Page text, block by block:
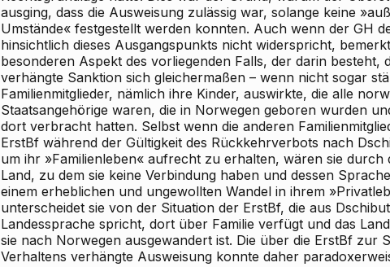
ausging, dass die Ausweisung zulässig war, solange keine
Umstände« festgestellt werden konnten. Auch wenn der GH
hinsichtlich dieses Ausgangspunkts nicht widerspricht,
besonderen Aspekt des vorliegenden Falls, der darin besteht,
verhängte Sanktion sich gleichermaßen – wenn nicht sogar
Familienmitglieder, nämlich ihre Kinder, auswirkte, die alle
Staatsangehörige waren, die in Norwegen geboren wurden
dort verbracht hatten. Selbst wenn die anderen
ErstBf während der Gültigkeit des Rückkehrverbots nach
um ihr »Familienleben« aufrecht zu erhalten, wären sie durch
Land, zu dem sie keine Verbindung haben und dessen
einem erheblichen und ungewollten Wandel in ihrem
unterscheidet sie von der Situation der ErstBf, die aus
Landessprache spricht, dort über Familie verfügt und das
sie nach Norwegen ausgewandert ist. Die über die ErstBf zur
Verhaltens verhängte Ausweisung konnte daher